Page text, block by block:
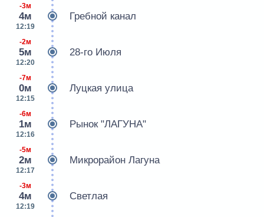
-3м
4м
12:19
Гребной канал
-2м
5м
12:20
28-го Июля
-7м
0м
12:15
Луцкая улица
-6м
1м
12:16
Рынок "ЛАГУНА"
-5м
2м
12:17
Микрорайон Лагуна
-3м
4м
12:19
Светлая